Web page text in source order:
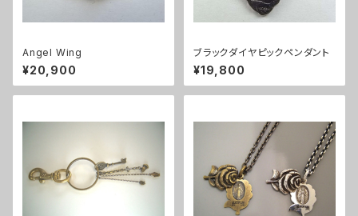
Angel Wing
¥20,900
ブラックダイヤピックペンダント
¥19,800